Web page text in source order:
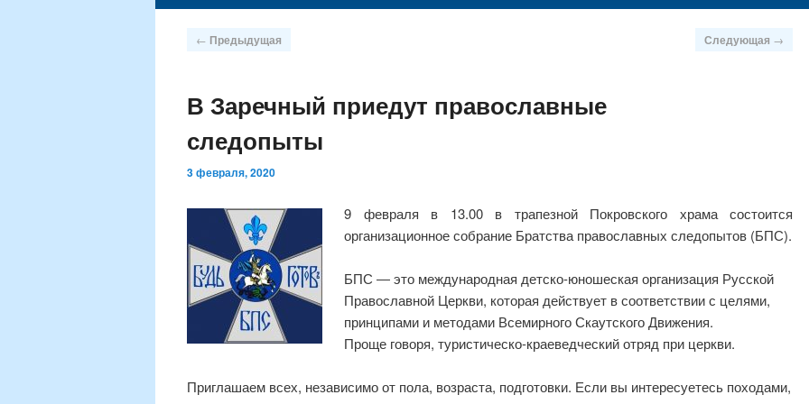
Навигация
← Предыдущая Следующая →
В Заречный приедут православные
следопыты
3 февраля, 2020
9 февраля в 13.00 в трапезной Покровского храма состоится
организационное собрание Братства православных следопытов (БПС).
БПС ― это международная детско-юношеская организация Русской
Православной Церкви, которая действует в соответствии с целями,
принципами и методами Всемирного Скаутского Движения.
Проще говоря, туристическо-краеведческий отряд при церкви.
Приглашаем всех, независимо от пола, возраста, подготовки. Если вы интересуетесь походами,